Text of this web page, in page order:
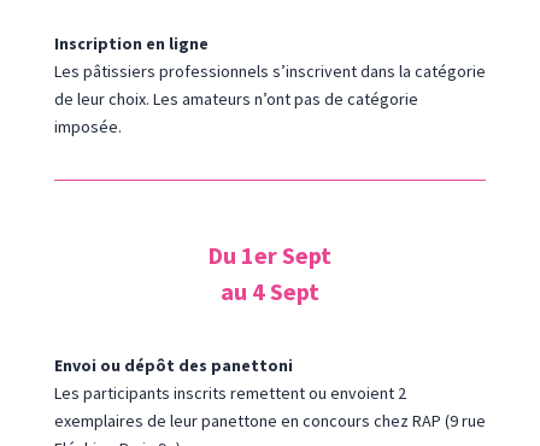
Inscription en ligne
Les pâtissiers professionnels s’inscrivent dans la catégorie
de leur choix. Les amateurs n’ont pas de catégorie
imposée.
Du 1er Sept
au 4 Sept
Envoi ou dépôt des panettoni
Les participants inscrits remettent ou envoient 2
exemplaires de leur panettone en concours chez RAP (9 rue